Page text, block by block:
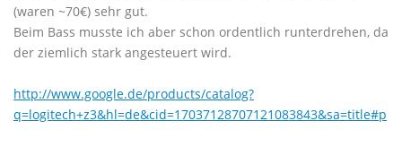
(waren ~70€) sehr gut.
Beim Bass musste ich aber schon ordentlich runterdrehen, da
der ziemlich stark angesteuert wird.
http://www.google.de/products/catalog?
q=logitech+z3&hl=de&cid=17037128707121083843&sa=title#p